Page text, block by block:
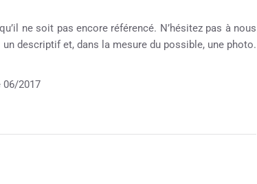
ne soit pas encore référencé. N’hésitez pas à nous
descriptif et, dans la mesure du possible, une photo.
2017